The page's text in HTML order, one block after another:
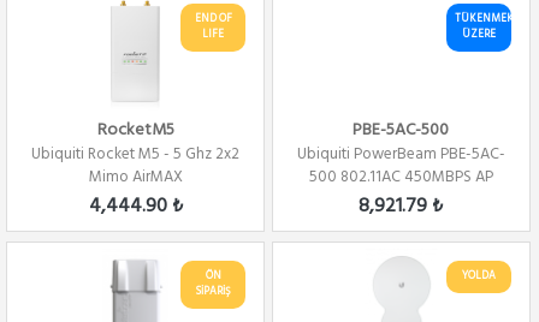
END OF
LIFE
RocketM5
Ubiquiti Rocket M5 - 5 Ghz 2x2
Mimo AirMAX
4,444.90 ₺
TÜKENMEK
ÜZERE
PBE-5AC-500
Ubiquiti PowerBeam PBE-5AC-
500 802.11AC 450MBPS AP
8,921.79 ₺
ÖN
SİPARİŞ
YOLDA